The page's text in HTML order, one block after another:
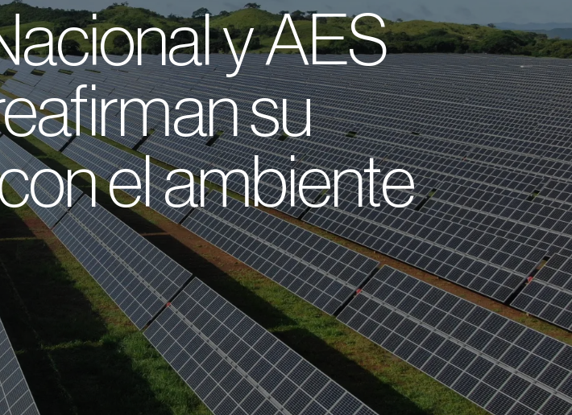
y AES
su
el ambiente